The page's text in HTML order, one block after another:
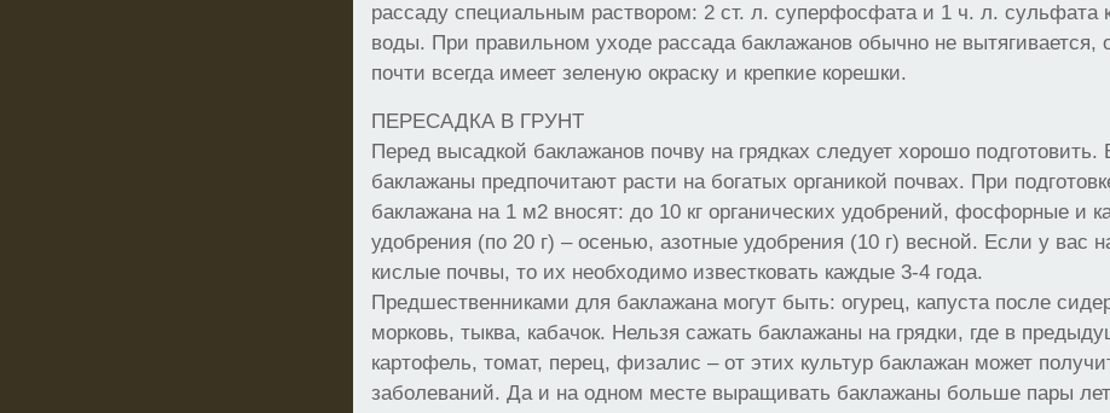
рассаду специальным раствором: 2 ст. л. суперфосфата и 1 ч. л. сульфата
воды. При правильном уходе рассада баклажанов обычно не вытягивается,
почти всегда имеет зеленую окраску и крепкие корешки.
ПЕРЕСАДКА В ГРУНТ
Перед высадкой баклажанов почву на грядках следует хорошо подготовить.
баклажаны предпочитают расти на богатых органикой почвах. При
баклажана на 1 м2 вносят: до 10 кг органических удобрений, фосфорные и
удобрения (по 20 г) – осенью, азотные удобрения (10 г) весной. Если у вас
кислые почвы, то их необходимо известковать каждые 3-4 года.
Предшественниками для баклажана могут быть: огурец, капуста после
морковь, тыква, кабачок. Нельзя сажать баклажаны на грядки, где в
картофель, томат, перец, физалис – от этих культур баклажан может
заболеваний. Да и на одном месте выращивать баклажаны больше пары